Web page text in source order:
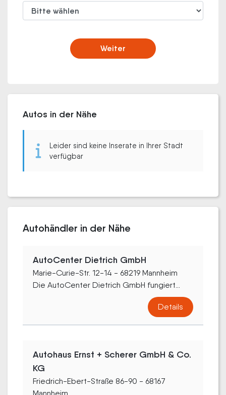
Weiter
Autos in der Nähe
Leider sind keine Inserate in Ihrer Stadt
verfügbar
Autohändler in der Nähe
AutoCenter Dietrich GmbH
Marie-Curie-Str. 12-14 - 68219 Mannheim
Die AutoCenter Dietrich GmbH fungiert...
Details
Autohaus Ernst + Scherer GmbH & Co.
KG
Friedrich-Ebert-Straße 86-90 - 68167